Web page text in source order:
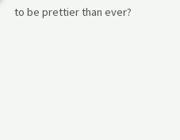
to be prettier than ever?